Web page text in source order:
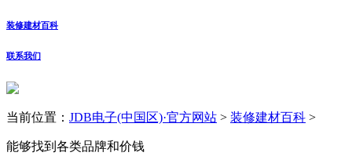
装修建材百科
联系我们
当前位置： JDB电子(中国区)·官方网站 > 装修建材百科 >
能够找到各类品牌和价钱